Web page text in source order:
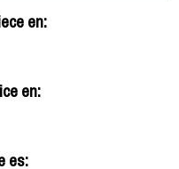
en:
en:
es: